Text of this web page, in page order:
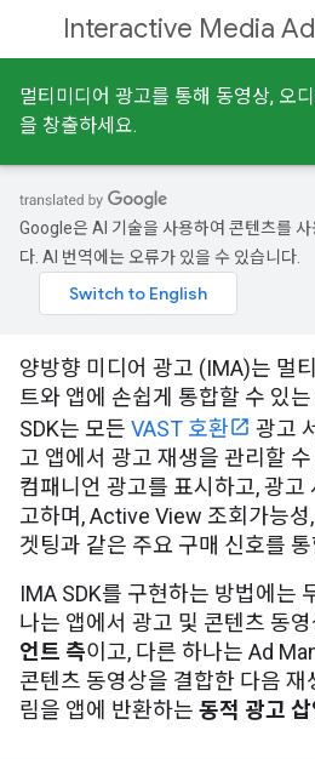
Interactive Media
멀티미디어 광고를 통해 동영상, 오
을 창출하세요.
Google은 AI 기술을 사용하여 콘텐츠를 사
다. AI 번역에는 오류가 있을 수 있습니다.
양방향 미디어 광고 (IMA)는 멀
트와 앱에 손쉽게 통합할 수 있
SDK는 모든 VAST 호환
광고
고 앱에서 광고 재생을 관리할
컴패니언 광고를 표시하고, 광고
고하며, Active View 조회가능성
겟팅과 같은 주요 구매 신호를
IMA SDK를 구현하는 방법에는
나는 앱에서 광고 및 콘텐츠 동
언트 측이고, 다른 하나는 Ad
콘텐츠 동영상을 결합한 다음
림을 앱에 반환하는 동적 광고